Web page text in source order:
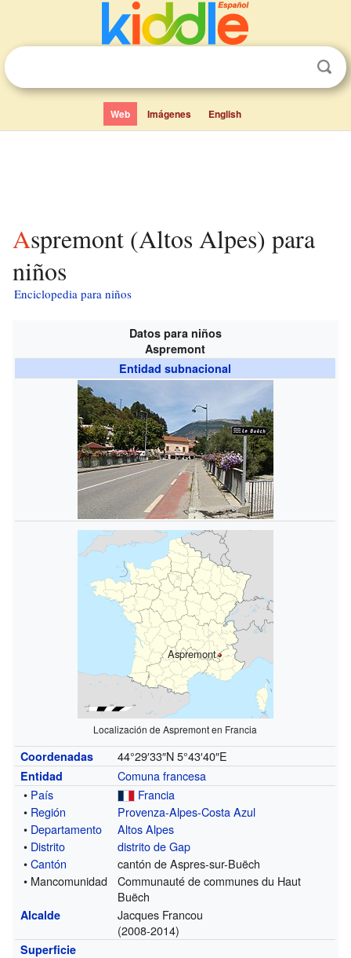
Web Imágenes English
Aspremont (Altos Alpes) para
niños
Enciclopedia para niños
Datos para niños
Aspremont
Entidad subnacional
Aspremont
Localización de Aspremont en Francia
Coordenadas 44°29′33″N 5°43′40″E
Entidad
Comuna francesa
• País
Francia
• Región
Provenza-Alpes-Costa Azul
• Departamento
Altos Alpes
• Distrito
distrito de Gap
•Cantón
cantón de Aspres-sur-Buëch
• Mancomunidad
Communauté de communes du Haut
Buëch
Alcalde
Jacques Francou
(2008-2014)
Superficie